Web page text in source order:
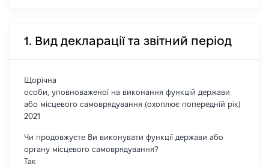
1. Вид декларації та звітний період
Щорічна
особи, уповноваженої на виконання функцій держави
або місцевого самоврядування (охоплює попередній рік)
2021
Чи продовжуєте Ви виконувати функції держави або
органу місцевого самоврядування?
Так